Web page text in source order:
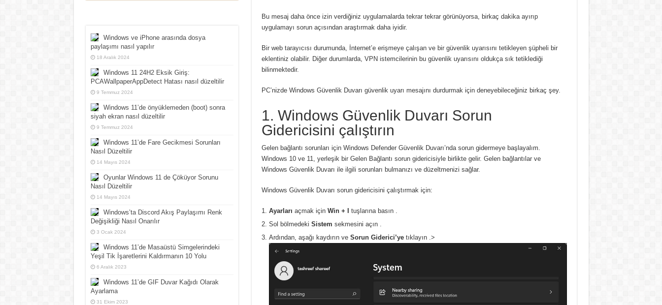
Bu mesaj daha önce izin verdiğiniz uygulamalarda tekrar tekrar görünüyorsa, birkaç dakika ayırıp
uygulamayı sorun açısından araştırmak daha iyidir.
Bir web tarayıcısı durumunda, İnternet’e erişmeye çalışan ve bir güvenlik uyarısını tetikleyen şüpheli bir
eklentiniz olabilir. Diğer durumlarda, VPN istemcilerinin bu güvenlik uyarısını oldukça sık tetiklediği
bilinmektedir.
PC’nizde Windows Güvenlik Duvarı güvenlik uyarı mesajını durdurmak için deneyebileceğiniz birkaç şey.
1. Windows Güvenlik Duvarı Sorun
Gidericisini çalıştırın
Gelen bağlantı sorunları için Windows Defender Güvenlik Duvarı’nda sorun gidermeye başlayalım.
Windows 10 ve 11, yerleşik bir Gelen Bağlantı sorun gidericisiyle birlikte gelir. Gelen bağlantılar ve
Windows Güvenlik Duvarı ile ilgili sorunları bulmanızı ve düzeltmenizi sağlar.
Windows Güvenlik Duvarı sorun gidericisini çalıştırmak için:
Ayarları açmak için Win + I tuşlarına basın
Sol bölmedeki Sistem sekmesini açın .
Ardından, aşağı kaydırın ve Sorun Giderici’yetıklayın .>
Windows ve iPhone arasında dosya
paylaşımı nasıl yapılır
18 Aralık 2024
Windows 11 24H2 Eksik Giriş:
PCAWallpaperAppDetect Hatası nasıl düzeltilir
9 Temmuz 2024
Windows 11’de önyüklemeden (boot) sonra
siyah ekran nasıl düzeltilir
9 Temmuz 2024
Windows 11’de Fare Gecikmesi Sorunları
Nasıl Düzeltilir
14 Mayıs 2024
Oyunlar Windows 11 de Çöküyor Sorunu
Nasıl Düzeltilir
14 Mayıs 2024
Windows’ta Discord Akış Paylaşımı Renk
Değişikliği Nasıl Onarılır
3 Ocak 2024
Windows 11’de Masaüstü Simgelerindeki
Yeşil Tik İşaretlerini Kaldırmanın 10 Yolu
6 Aralık 2023
Windows 11’de GIF Duvar Kağıdı Olarak
Ayarlama
31 Ekim 2023